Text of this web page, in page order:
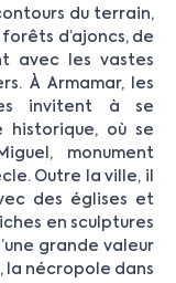
du terrain,
d’ajoncs, de
avec les vastes
À Armamar, les
invitent à se
historique, où se
monument
Outre la ville, il
des églises et
en sculptures
grande valeur
la nécropole dans